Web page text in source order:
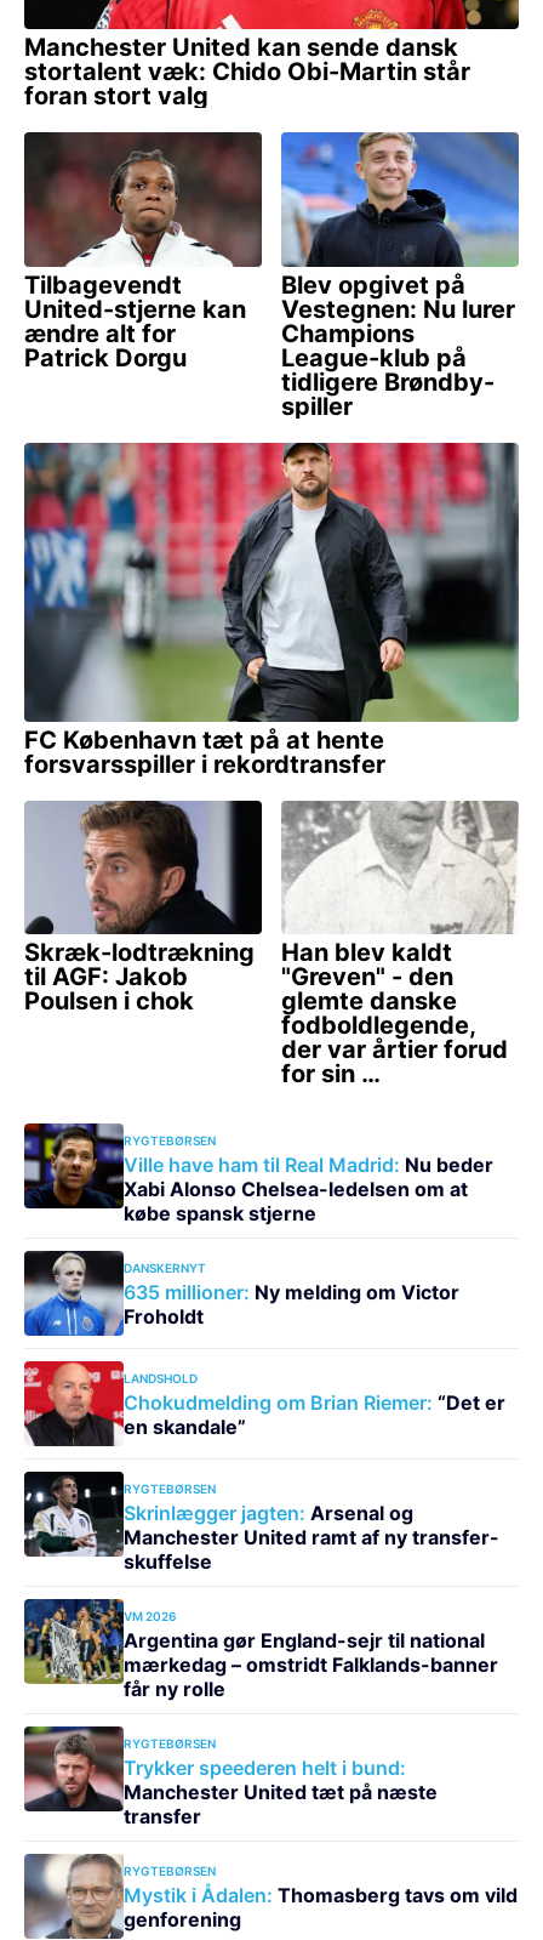
RYGTEBØRSEN
Ville have ham til Real Madrid: Nu beder
Xabi Alonso Chelsea-ledelsen om at
købe spansk stjerne
DANSKERNYT
635 millioner: Ny melding om Victor
Froholdt
LANDSHOLD
Chokudmelding om Brian Riemer: “Det er
en skandale”
RYGTEBØRSEN
Skrinlægger jagten: Arsenal og
Manchester United ramt af ny transfer-
skuffelse
VM 2026
Argentina gør England-sejr til national
mærkedag – omstridt Falklands-banner
får ny rolle
RYGTEBØRSEN
Trykker speederen helt i bund:
Manchester United tæt på næste
transfer
RYGTEBØRSEN
Mystik i Ådalen: Thomasberg tavs om vild
genforening